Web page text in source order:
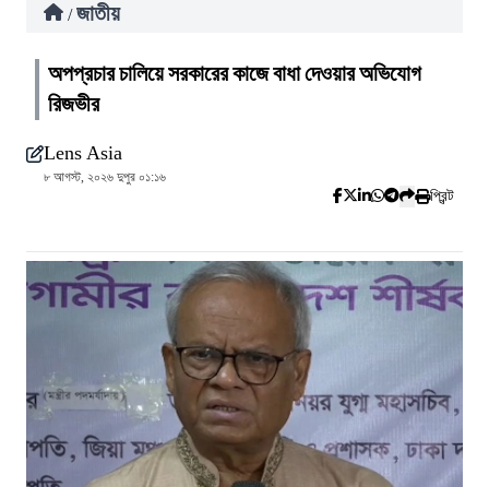
/ জাতীয়
অপপ্রচার চালিয়ে সরকারের কাজে বাধা দেওয়ার অভিযোগ
রিজভীর
Lens Asia
৮ আগস্ট, ২০২৬ দুপুর ০১:১৬
প্রিন্ট